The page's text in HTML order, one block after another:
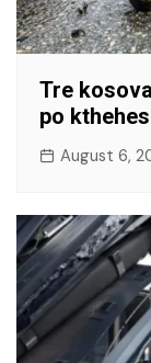
Tre
po
August 6,